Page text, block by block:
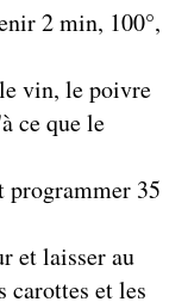
2 min, 100°,
vin, le poivre
ce que le
35
et laisser au
carottes et les